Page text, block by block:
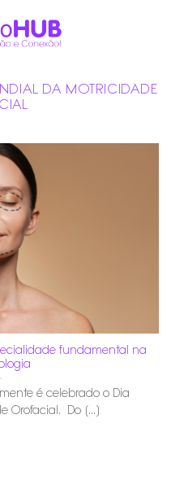
DA MOTRICIDADE
fundamental na
é celebrado o Dia
Orofacial. Do [...]